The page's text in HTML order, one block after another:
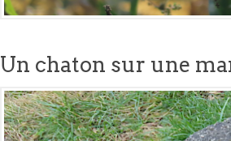
Un chaton sur une